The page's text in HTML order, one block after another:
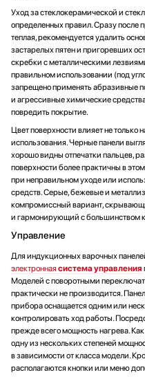
Уход за стеклокерамической и
определенных правил. Сразу после
теплая, рекомендуется удалить
застарелых пятен и пригоревших
скребки с металлическими
правильном использовании (под
запрещено применять абразивные
и агрессивные химические
повредить покрытие.
Цвет поверхности влияет не только
использования. Черные панели
хорошо видны отпечатки пальцев,
поверхности более практичны в
при неправильном уходе или
средств. Серые, бежевые и
компромиссный вариант,
и гармонирующий с большинством
Управление
Для индукционных варочных
электронная система управления
Моделей с поворотными
практически не производится.
прибора оснащается одним или
контролировать ход работы.
прежде всего мощность нагрева.
одну из нескольких степеней
в зависимости от класса модели.
располагаются кнопки или меню